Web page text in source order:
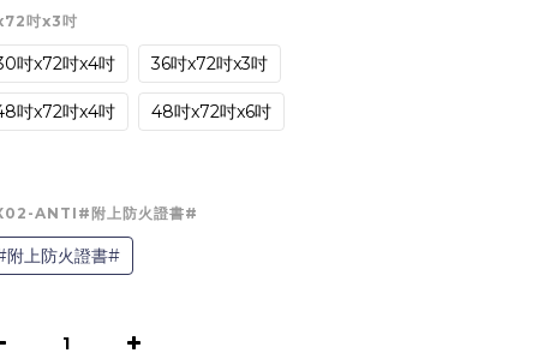
吋x3吋
吋x72吋x4吋 36吋x72吋x3吋
吋x72吋x4吋 48吋x72吋x6吋
ANTI#附上防火證書#
上防火證書#